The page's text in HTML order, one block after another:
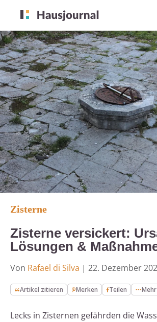
Zisterne
Zisterne versickert:
Lösungen &
Von Rafael di Silva | 22. Dezember
Artikel zitieren Merken Teilen Mehr
Lecks in Zisternen gefährden die